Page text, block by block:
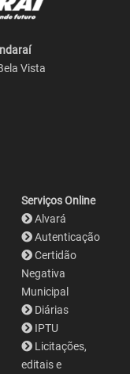
Vista
Serviços Online
Alvará
Autenticação
Certidão
Negativa
Municipal
Diárias
IPTU
Licitações,
editais e